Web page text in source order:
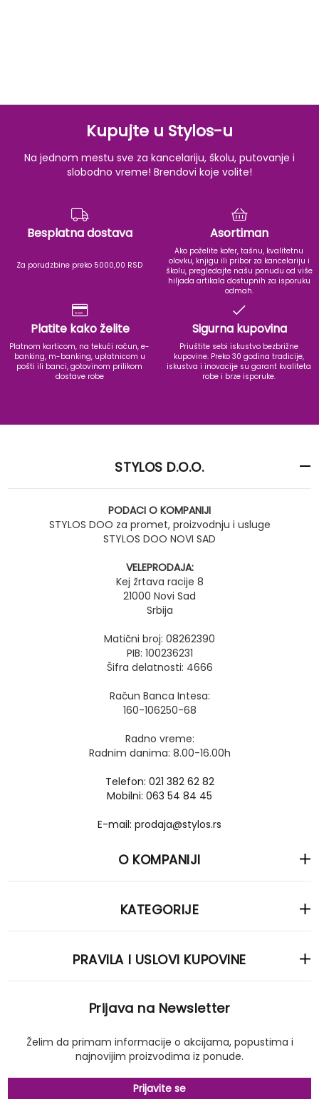
Kupujte u Stylos-u
Na jednom mestu sve za kancelariju, školu, putovanje i
slobodno vreme! Brendovi koje volite!
Besplatna dostava
Za porudzbine preko 5000,00 RSD
Asortiman
Ako poželite kofer, tašnu, kvalitetnu
olovku, knjigu ili pribor za kancelariju i
školu, pregledajte našu ponudu od više
hiljada artikala dostupnih za isporuku
odmah.
Platite kako želite
Platnom karticom, na tekući račun, e-
banking, m-banking, uplatnicom u
pošti ili banci, gotovinom prilikom
dostave robe
Sigurna kupovina
Priuštite sebi iskustvo bezbrižne
kupovine. Preko 30 godina tradicije,
iskustva i inovacije su garant kvaliteta
robe i brze isporuke.
STYLOS D.O.O.
PODACI O KOMPANIJI
STYLOS DOO za promet, proizvodnju i usluge
STYLOS DOO NOVI SAD
VELEPRODAJA:
Kej žrtava racije 8
21000 Novi Sad
Srbija
Matični broj: 08262390
PIB: 100236231
Šifra delatnosti: 4666
Račun Banca Intesa:
160-106250-68
Radno vreme:
Radnim danima: 8.00-16.00h
Telefon: 021 382 62 82
Mobilni: 063 54 84 45
E-mail: prodaja@stylos.rs
O KOMPANIJI
KATEGORIJE
PRAVILA I USLOVI KUPOVINE
Prijava na Newsletter
Želim da primam informacije o akcijama, popustima i
najnovijim proizvodima iz ponude.
Prijavite se